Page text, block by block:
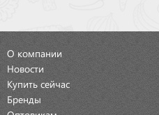
О компании
Новости
Купить сейчас
Бренды